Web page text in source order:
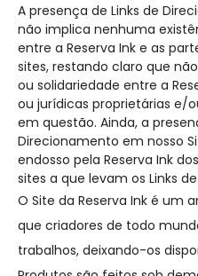
A presença de Links de
não implica nenhuma
entre a Reserva Ink e as
sites, restando claro que
ou solidariedade entre a
ou jurídicas proprietárias e/
em questão. Ainda, a
Direcionamento em nosso
endosso pela Reserva Ink
sites a que levam os Links
O Site da Reserva Ink é um
que criadores de todo
trabalhos, deixando-os